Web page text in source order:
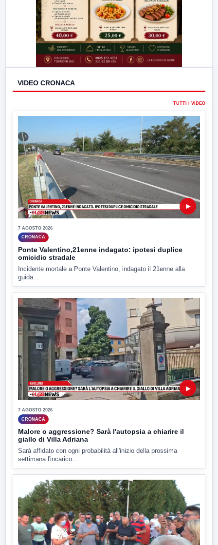
VIDEO CRONACA
TUTTI I VIDEO
▶
7 AGOSTO 2026
CRONACA
Ponte Valentino,21enne indagato: ipotesi duplice
omicidio stradale
Incidente mortale a Ponte Valentino, indagato il 21enne alla
guida...
▶
7 AGOSTO 2026
CRONACA
Malore o aggressione? Sarà l'autopsia a chiarire il
giallo di Villa Adriana
Sarà affidato con ogni probabilità all'inizio della prossima
settimana l'incarico...